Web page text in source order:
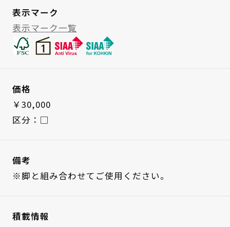
表示マーク
表示マーク一覧
価格
￥30,000
区分：□
備考
※脚と組み合わせてご使用ください。
積載情報